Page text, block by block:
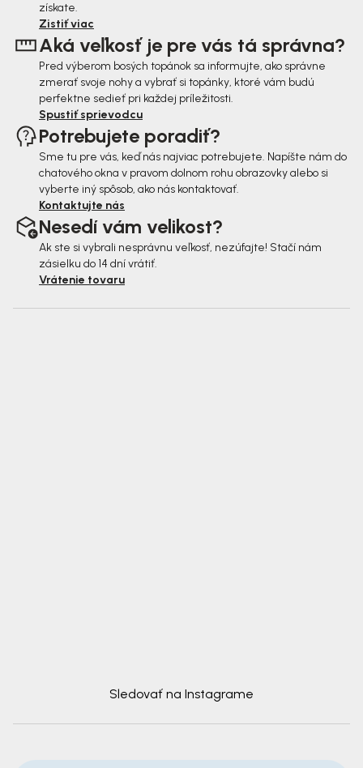
získate.
Zistiť viac
Aká veľkosť je pre vás tá správna?
Pred výberom bosých topánok sa informujte, ako správne
zmerať svoje nohy a vybrať si topánky, ktoré vám budú
perfektne sedieť pri každej príležitosti.
Spustiť sprievodcu
Potrebujete poradiť?
Sme tu pre vás, keď nás najviac potrebujete. Napíšte nám do
chatového okna v pravom dolnom rohu obrazovky alebo si
vyberte iný spôsob, ako nás kontaktovať.
Kontaktujte nás
Nesedí vám velikost?
Ak ste si vybrali nesprávnu veľkosť, nezúfajte! Stačí nám
zásielku do 14 dní vrátiť.
Vrátenie tovaru
Sledovať na Instagrame